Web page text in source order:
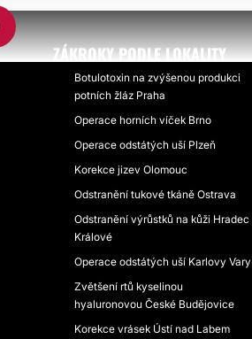
ZÁKROKY PODLE LOKALITY
Botulotoxin na zvýšenou produkci
potních žláz Praha
Operace horních víček Brno
Operace odstátých uší Plzeň
Korekce jizev Olomouc
Odstranění tukové tkáně Ostrava
Odstranění výrůstků na kůži Hradec
Králové
Operace odstátých uší Karlovy Vary
Zvětšení rtů kyselinou
hyaluronovou České Budějovice
Korekce vrásek Ústí nad Labem